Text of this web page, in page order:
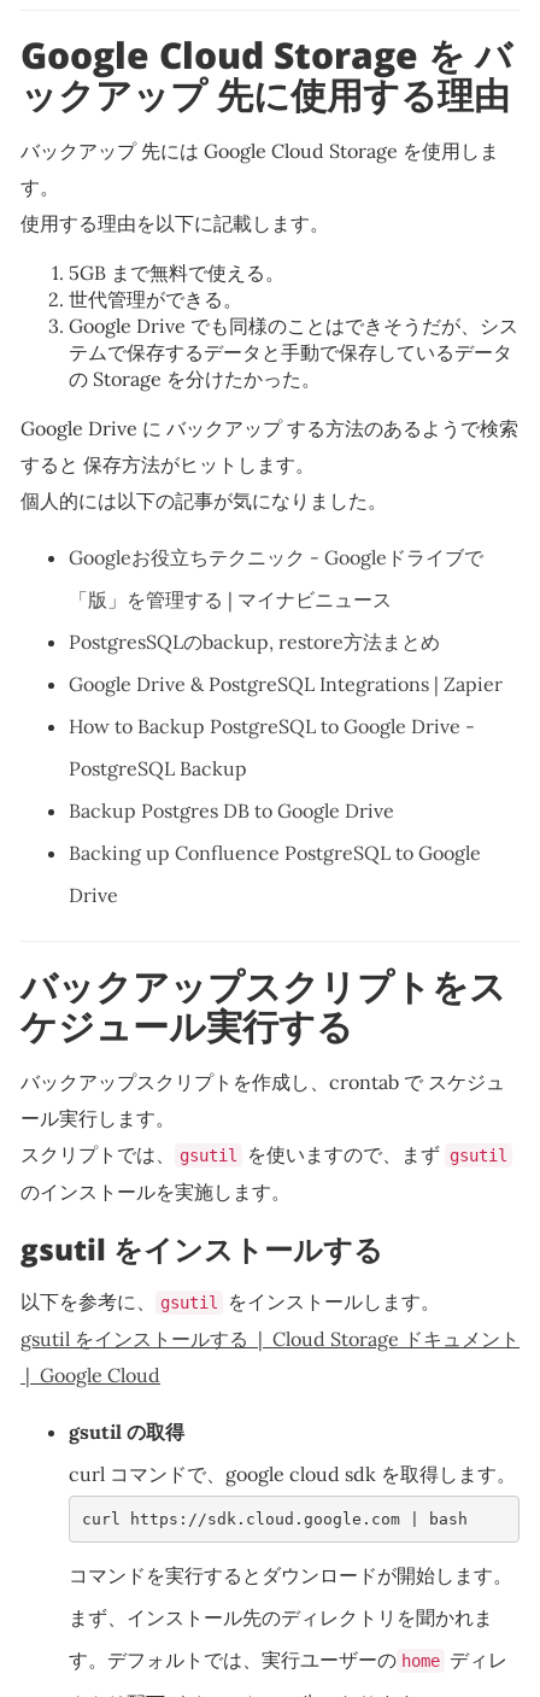
Google Cloud Storage を バ
ックアップ 先に使用する理由
バックアップ 先には Google Cloud Storage を使用しま
す。
使用する理由を以下に記載します。
5GB まで無料で使える。
世代管理ができる。
Google Drive でも同様のことはできそうだが、シス
テムで保存するデータと手動で保存しているデータ
の Storage を分けたかった。
Google Drive に バックアップ する方法のあるようで検索
すると 保存方法がヒットします。
個人的には以下の記事が気になりました。
Googleお役立ちテクニック - Googleドライブで
「版」を管理する | マイナビニュース
PostgresSQLのbackup, restore方法まとめ
Google Drive & PostgreSQL Integrations | Zapier
How to Backup PostgreSQL to Google Drive -
PostgreSQL Backup
Backup Postgres DB to Google Drive
Backing up Confluence PostgreSQL to Google
Drive
バックアップスクリプトをス
ケジュール実行する
バックアップスクリプトを作成し、crontab で スケジュ
ール実行します。
スクリプトでは、
gsutil を使いますので、まず gsutil
のインストールを実施します。
gsutil をインストールする
以下を参考に、 gsutil
をインストールします。
gsutil をインストールする | Cloud Storage ドキュメント
| Google Cloud
gsutil の取得
curl コマンドで、google cloud sdk を取得します。
curl https://sdk.cloud.google.com | bash
コマンドを実行するとダウンロードが開始します。
まず、インストール先のディレクトリを聞かれま
す。デフォルトでは、実行ユーザーの home ディレ